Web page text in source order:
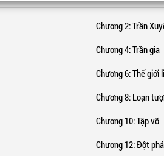
Chương 2: Trần
Chương 4: Trần gia
Chương 6: Thế giới
Chương 8: Loạn
Chương 10: Tập võ
Chương 12: Đột